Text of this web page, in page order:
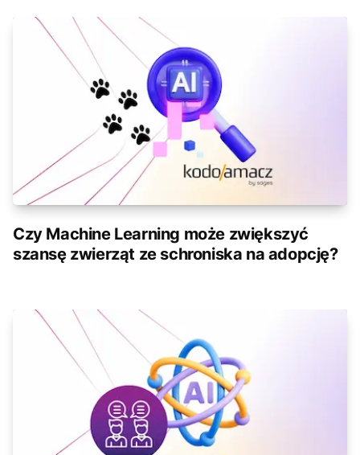
Czy Machine Learning może zwiększyć
szansę zwierząt ze schroniska na adopcję?